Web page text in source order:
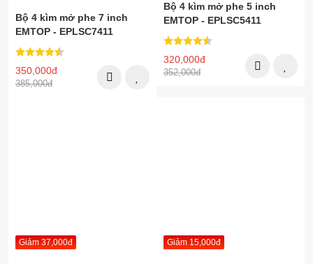
Bộ 4 kìm mở phe 7 inch
EMTOP - EPLSC7411
350,000đ
385,000đ
Bộ 4 kìm mở phe 5 inch
EMTOP - EPLSC5411
320,000đ
352,000đ
Giảm 37,000đ Giảm 15,000đ